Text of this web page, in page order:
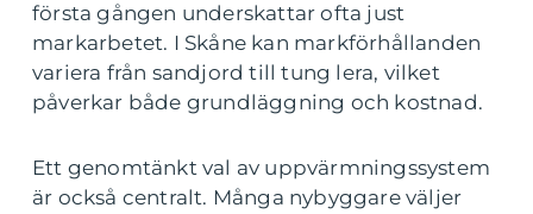
första gången underskattar ofta just
markarbetet. I Skåne kan markförhållanden
variera från sandjord till tung lera, vilket
påverkar både grundläggning och kostnad.
Ett genomtänkt val av uppvärmningssystem
är också centralt. Många nybyggare väljer